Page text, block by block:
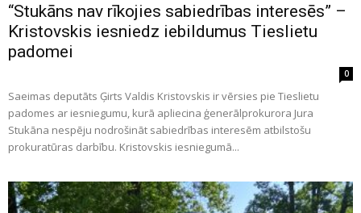
“Stukāns nav rīkojies sabiedrības interesēs” –
Kristovskis iesniedz iebildumus Tieslietu
padomei
0
Saeimas deputāts Ģirts Valdis Kristovskis ir vērsies pie Tieslietu
padomes ar iesniegumu, kurā apliecina ģenerālprokurora Jura
Stukāna nespēju nodrošināt sabiedrības interesēm atbilstošu
prokuratūras darbību. Kristovskis iesniegumā...